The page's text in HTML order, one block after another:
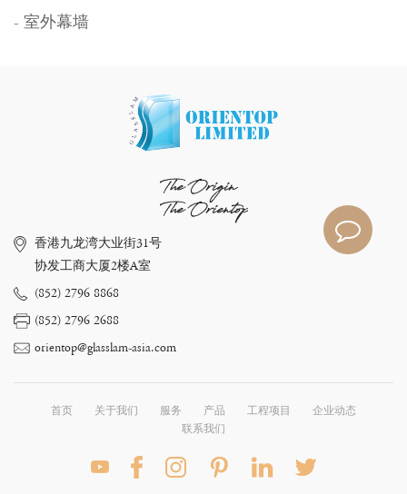
- 室外幕墙
The Origin
The Orientop
香港九龙湾大业街31号
协发工商大厦2楼A室
(852) 2796 8868
(852) 2796 2688
orientop@glasslam-asia.com
首页 关于我们 服务 产品 工程项目
企业动态
联系我们